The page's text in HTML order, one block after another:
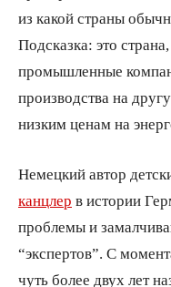
из какой страны
Подсказка: это
промышленные
производства на
низким ценам на
Немецкий автор
канцлер в истории
проблемы и
“экспертов”. С
чуть более двух лет